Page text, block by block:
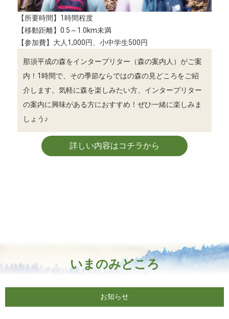
【所要時間】1時間程度
【移動距離】0.5～1.0km未満
【参加費】大人1,000円、小中学生500円
那須平成の森をインタープリター（森の案内人）がご案
内！1時間で、その季節ならではの森の見どころをご紹
介します。気軽に森を楽しみたい方、インタープリター
の案内に興味がある方におすすめ！ぜひ一緒に楽しみま
しょう♪
詳しい内容はコチラから
いまのみどころ
お知らせ